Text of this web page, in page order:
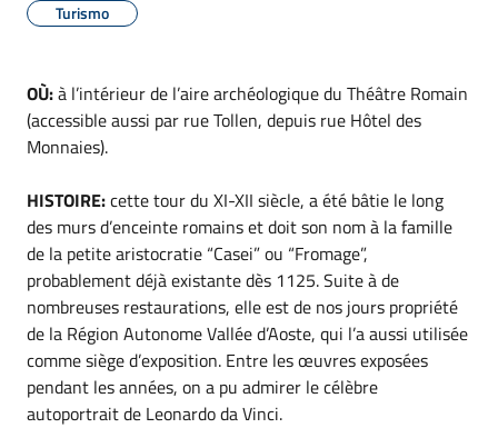
Turismo
OÙ:à l’intérieur de l’aire archéologique du Théâtre Romain
(accessible aussi par rue Tollen, depuis rue Hôtel des
Monnaies).
HISTOIRE:cette tour du XI-XII siècle, a été bâtie le long
des murs d’enceinte romains et doit son nom à la famille
de la petite aristocratie “Casei” ou “Fromage”,
probablement déjà existante dès 1125. Suite à de
nombreuses restaurations, elle est de nos jours propriété
de la Région Autonome Vallée d’Aoste, qui l’a aussi utilisée
comme siège d’exposition. Entre les œuvres exposées
pendant les années, on a pu admirer le célèbre
autoportrait de Leonardo da Vinci.